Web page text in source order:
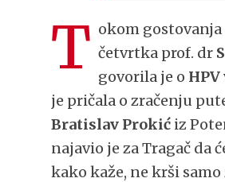
T okom
četvrtka prof. dr
govorila je o
je pričala o zračenju
Bratislav Prokić iz
najavio je za Tragač
kako kaže, ne krši